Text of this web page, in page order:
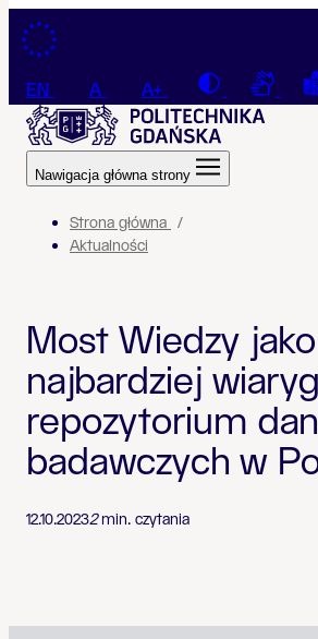
Przejdź do treści
EN A A+ Contrast
Nawigacja główna strony
Strona główna
Aktualności
Most Wiedzy jako
najbardziej
repozytorium
badawczych w
12.10.20232min. czytania